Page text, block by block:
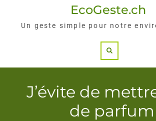
EcoGeste.ch
Un geste simple pour notre
J’évite de
de parfum